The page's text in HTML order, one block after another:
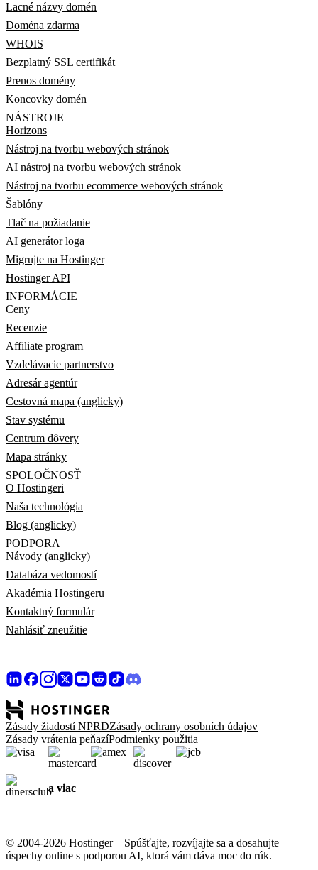
Lacné názvy domén
Doména zdarma
WHOIS
Bezplatný SSL certifikát
Prenos domény
Koncovky domén
NÁSTROJE
Horizons
Nástroj na tvorbu webových stránok
AI nástroj na tvorbu webových stránok
Nástroj na tvorbu ecommerce webových stránok
Šablóny
Tlač na požiadanie
AI generátor loga
Migrujte na Hostinger
Hostinger API
INFORMÁCIE
Ceny
Recenzie
Affiliate program
Vzdelávacie partnerstvo
Adresár agentúr
Cestovná mapa (anglicky)
Stav systému
Centrum dôvery
Mapa stránky
SPOLOČNOSŤ
O Hostingeri
Naša technológia
Blog (anglicky)
PODPORA
Návody (anglicky)
Databáza vedomostí
Akadémia Hostingeru
Kontaktný formulár
Nahlásiť zneužitie
Zásady žiadostí NPRDZásady ochrany osobních údajov
Zásady vrátenia peňazíPodmienky použitia
a viac
© 2004-2026 Hostinger – Spúšťajte, rozvíjajte sa a dosahujte
úspechy online s podporou AI, ktorá vám dáva moc do rúk.